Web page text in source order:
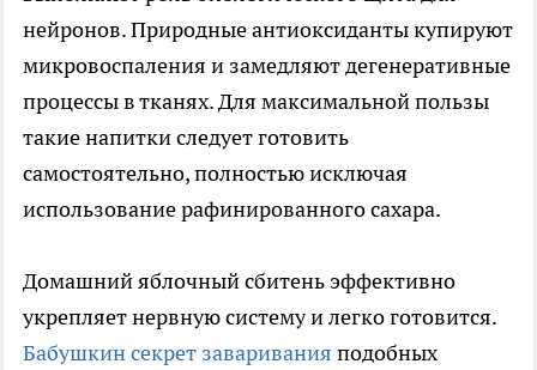
нейронов. Природные антиоксиданты купируют
микровоспаления и замедляют дегенеративные
процессы в тканях. Для максимальной пользы
такие напитки следует готовить
самостоятельно, полностью исключая
использование рафинированного сахара.
Домашний яблочный сбитень эффективно
укрепляет нервную систему и легко готовится.
Бабушкин секрет заваривания подобных